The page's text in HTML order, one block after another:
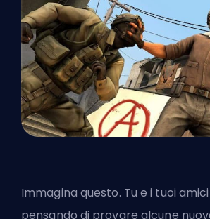
Immagina questo. Tu e i tuoi
pensando di provare alcune